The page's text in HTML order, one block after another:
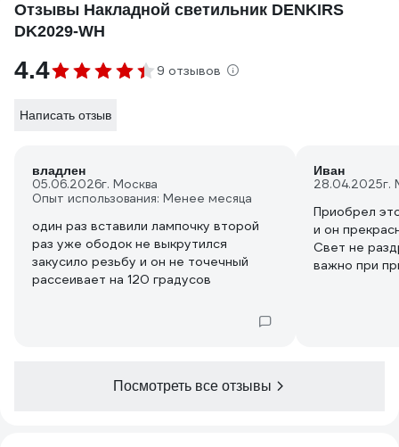
Отзывы Накладной светильник DENKIRS
DK2029-WH
4.4 9 отзывов
Написать отзыв
владлен
05.06.2026г. Москва
Опыт использования: Менее месяца
один раз вставили лампочку второй
раз уже ободок не выкрутился
закусило резьбу и он не точечный
рассеивает на 120 градусов
Иван
28.04.2025г.
Приобрел
и он
Свет не
важно при
Посмотреть все отзывы